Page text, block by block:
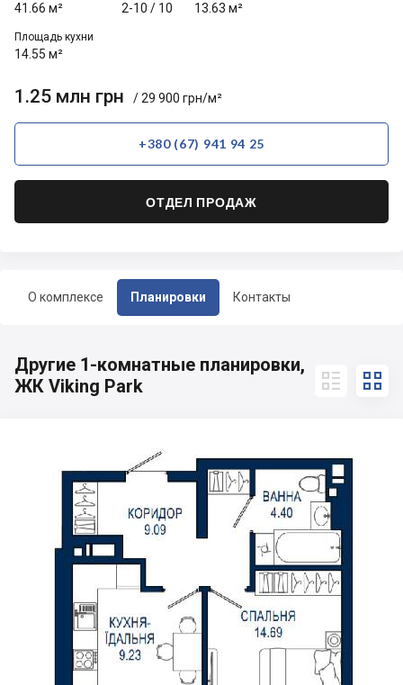
О комплексе Планировки Контакты
41.66 м² 2-10 / 10 13.63 м²
Площадь кухни
14.55 м²
1.25 млн грн / 29 900 грн/м²
+380 (67) 941 94 25
ОТДЕЛ ПРОДАЖ
Другие 1-комнатные планировки,
ЖК Viking Park
 